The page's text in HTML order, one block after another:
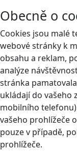
Obecně o
Cookies jsou malé
webové stránky k
obsahu a reklam,
analýze
stránka
ukládají do vašeho
mobilního
vašeho prohlížeče
pouze v případě,
prohlížeče.